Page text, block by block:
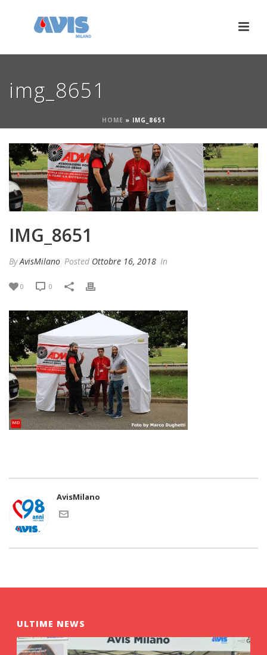
img_8651
HOME » IMG_8651
IMG_8651
ByAvisMilano Posted Ottobre 16, 2018 In
0 0
AvisMilano
ULTIME NEWS